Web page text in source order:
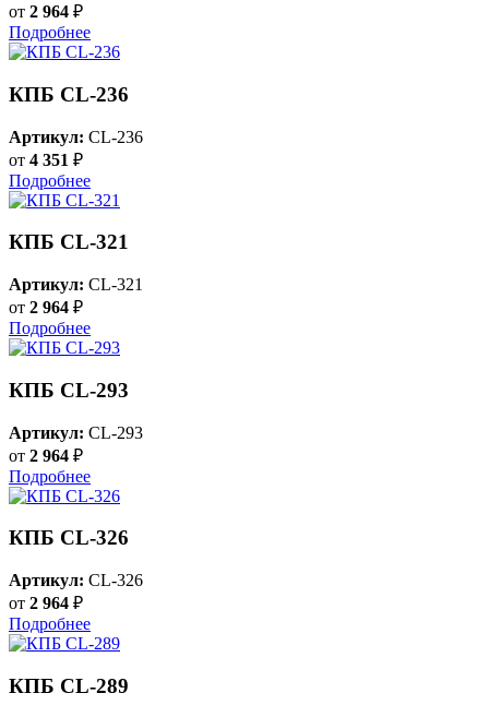
от 2 964 ₽
Подробнее
КПБ CL-236
Артикул: CL-236
от 4 351 ₽
Подробнее
КПБ CL-321
Артикул: CL-321
от 2 964 ₽
Подробнее
КПБ CL-293
Артикул: CL-293
от 2 964 ₽
Подробнее
КПБ CL-326
Артикул: CL-326
от 2 964 ₽
Подробнее
КПБ CL-289